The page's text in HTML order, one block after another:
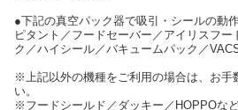
●下記の真空パック器で吸引・シールの動
ピタント／フードセーバー／アイリスフー
ク／ハイシール／バキュームパック／
※上記以外の機種をご利用の場合は、お手
い。
※フードシールド／ダッキー／HOPPOな